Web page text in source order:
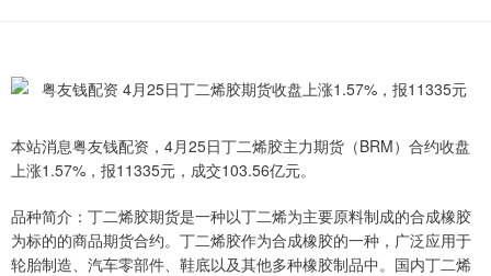
本站消息粤友钱配资，4月25日丁二烯胶主力期货（BRM）合约收盘
上涨1.57%，报11335元，成交103.56亿元。
品种简介：丁二烯胶期货是一种以丁二烯为主要原料制成的合成橡胶
为标的的商品期货合约。丁二烯胶作为合成橡胶的一种，广泛应用于
轮胎制造、汽车零部件、鞋底以及其他多种橡胶制品中。国内丁二烯